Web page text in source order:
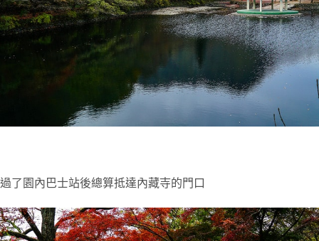
過了園內巴士站後總算抵達內藏寺的門口